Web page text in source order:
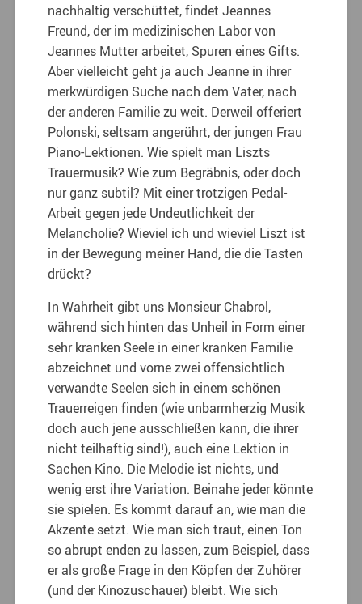
nachhaltig verschüttet, findet Jeannes
Freund, der im medizinischen Labor von
Jeannes Mutter arbeitet, Spuren eines Gifts.
Aber vielleicht geht ja auch Jeanne in ihrer
merkwürdigen Suche nach dem Vater, nach
der anderen Familie zu weit. Derweil offeriert
Polonski, seltsam angerührt, der jungen Frau
Piano-Lektionen. Wie spielt man Liszts
Trauermusik? Wie zum Begräbnis, oder doch
nur ganz subtil? Mit einer trotzigen Pedal-
Arbeit gegen jede Undeutlichkeit der
Melancholie? Wieviel ich und wieviel Liszt ist
in der Bewegung meiner Hand, die die Tasten
drückt?
In Wahrheit gibt uns Monsieur Chabrol,
während sich hinten das Unheil in Form einer
sehr kranken Seele in einer kranken Familie
abzeichnet und vorne zwei offensichtlich
verwandte Seelen sich in einem schönen
Trauerreigen finden (wie unbarmherzig Musik
doch auch jene ausschließen kann, die ihrer
nicht teilhaftig sind!), auch eine Lektion in
Sachen Kino. Die Melodie ist nichts, und
wenig erst ihre Variation. Beinahe jeder könnte
sie spielen. Es kommt darauf an, wie man die
Akzente setzt. Wie man sich traut, einen Ton
so abrupt enden zu lassen, zum Beispiel, dass
er als große Frage in den Köpfen der Zuhörer
(und der Kinozuschauer) bleibt. Wie sich